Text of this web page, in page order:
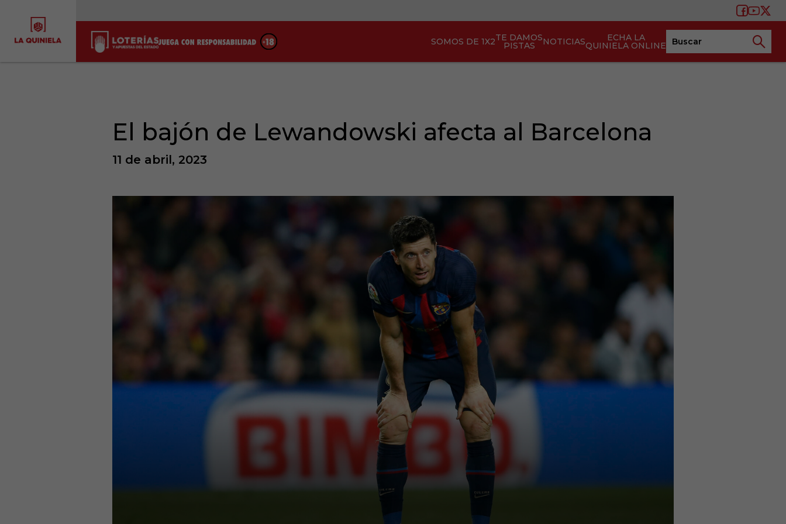
SOMOS DE 1X2TE DAMOS
PISTAS NOTICIAS ECHA LA
QUINIELA ONLINE
El bajón de Lewandowski afecta al Barcelona
11 de abril, 2023